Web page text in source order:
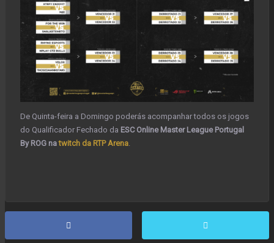
De Quinta-feira a Domingo poderás acompanhar todos os jogos
do Qualificador Fechado da ESC Online Master League Portugal
By ROG natwitch da RTP Arena.